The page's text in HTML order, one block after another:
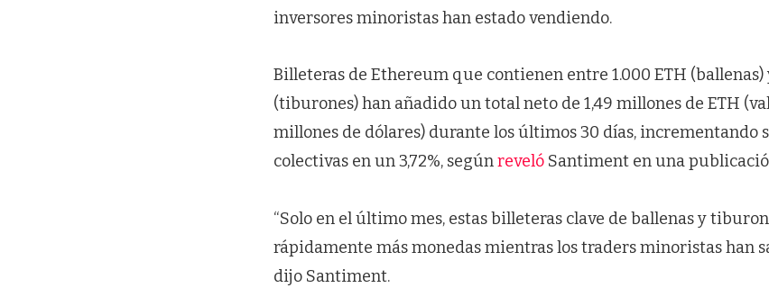
inversores minoristas han estado vendiendo.
Billeteras de Ethereum que contienen entre 1.000 ETH (ballenas)
(tiburones) han añadido un total neto de 1,49 millones de ETH
millones de dólares) durante los últimos 30 días, incrementando
colectivas en un 3,72%, segúnreveló Santiment en una
“Solo en el último mes, estas billeteras clave de ballenas y
rápidamente más monedas mientras los traders minoristas han
dijo Santiment.